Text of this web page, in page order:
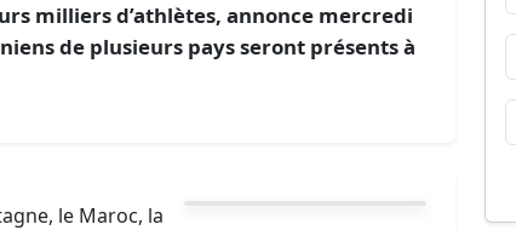
milliers d’athlètes, annonce mercredi
de plusieurs pays seront présents à
le Maroc, la